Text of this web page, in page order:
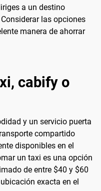
a un destino
las opciones
manera de ahorrar
cabify o
y un servicio puerta
compartido
disponibles en el
un taxi es una opción
de entre $40 y $60
exacta en el